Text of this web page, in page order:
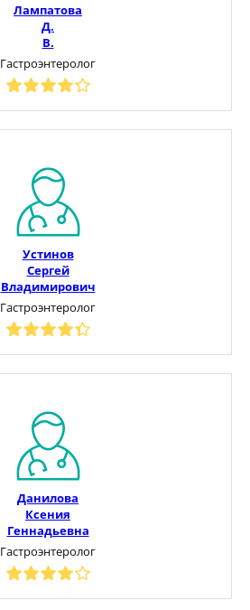
Лампатова
Д.
В.
Гастроэнтеролог
Устинов
Сергей
Владимирович
Гастроэнтеролог
Данилова
Ксения
Геннадьевна
Гастроэнтеролог